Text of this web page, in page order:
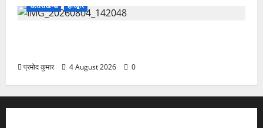
उत्‍तराखण्‍ड
हरिद्वार
प्रमोद कुमार 4 August 2026 0